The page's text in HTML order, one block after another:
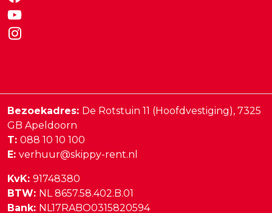
Bezoekadres: De Rotstuin 11 (Hoofdvestiging), 7325
GB Apeldoorn
T: 088 10 10 100
E: verhuur@skippy-rent.nl
KvK: 91748380
BTW: NL 8657.58.402.B.01
Bank: NL17RABO0315820594